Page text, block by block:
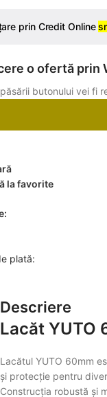
o ofertă prin
butonului vei fi
la favorite
plată:
Descriere
Lacăt YUTO
Lacătul YUTO 60mm
și protecție pentru
Construcția robustă și